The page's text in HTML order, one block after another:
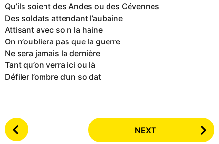
Qu’ils soient des Andes ou des Cévennes
Des soldats attendant l’aubaine
Attisant avec soin la haine
On n’oubliera pas que la guerre
Ne sera jamais la dernière
Tant qu’on verra ici ou là
Défiler l’ombre d’un soldat
P
o
NEXT